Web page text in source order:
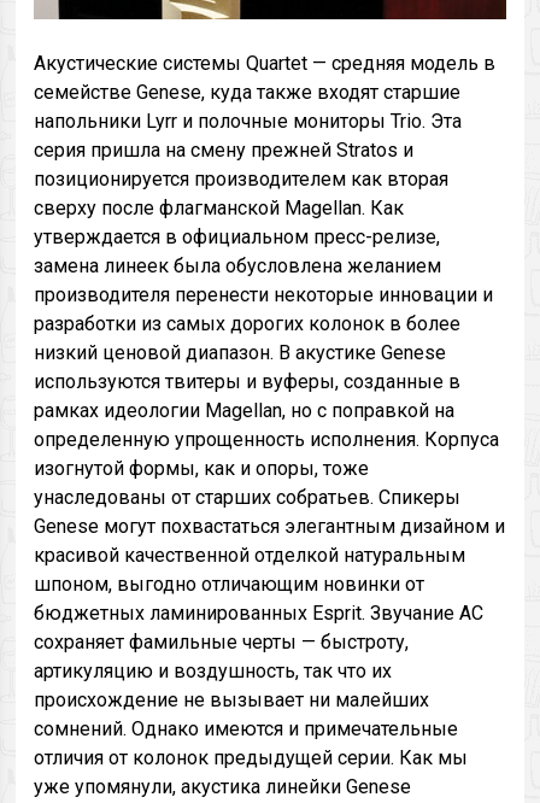
Акустические системы Quartet — средняя модель в
семействе Genese, куда также входят старшие
напольники Lyrr и полочные мониторы Trio. Эта
серия пришла на смену прежней Stratos и
позиционируется производителем как вторая
сверху после флагманской Magellan. Как
утверждается в официальном пресс-релизе,
замена линеек была обусловлена желанием
производителя перенести некоторые инновации и
разработки из самых дорогих колонок в более
низкий ценовой диапазон. В акустике Genese
используются твитеры и вуферы, созданные в
рамках идеологии Magellan, но с поправкой на
определенную упрощенность исполнения. Корпуса
изогнутой формы, как и опоры, тоже
унаследованы от старших собратьев. Спикеры
Genese могут похвастаться элегантным дизайном и
красивой качественной отделкой натуральным
шпоном, выгодно отличающим новинки от
бюджетных ламинированных Esprit. Звучание АС
сохраняет фамильные черты — быстроту,
артикуляцию и воздушность, так что их
происхождение не вызывает ни малейших
сомнений. Однако имеются и примечательные
отличия от колонок предыдущей серии. Как мы
уже упомянули, акустика линейки Genese